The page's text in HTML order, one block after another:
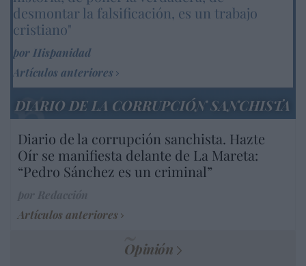
desmontar la falsificación, es un trabajo
cristiano"
por Hispanidad
Artículos anteriores
DIARIO DE LA CORRUPCIÓN SANCHISTA
Diario de la corrupción sanchista. Hazte
Oír se manifiesta delante de La Mareta:
“Pedro Sánchez es un criminal”
Artículos anteriores
Opinión